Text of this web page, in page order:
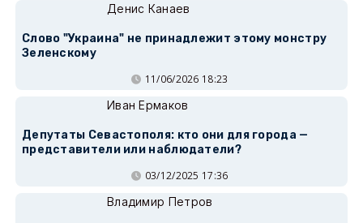
Денис Канаев
Слово "Украина" не принадлежит этому монстру
Зеленскому
11/06/2026 18:23
Иван Ермаков
Депутаты Севастополя: кто они для города —
представители или наблюдатели?
03/12/2025 17:36
Владимир Петров